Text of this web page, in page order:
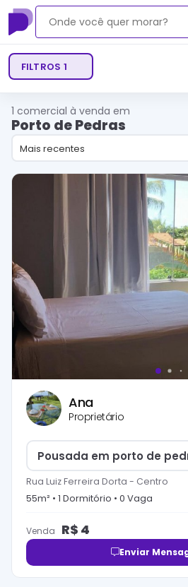
FILTROS 1
1 comercial à venda em
Porto de Pedras
Mais recentes
Ana
Proprietário
Pousada em porto de
Rua Luiz Ferreira Dorta - Centro
55m² • 1 Dormitório • 0 Vaga
Venda R$ 4
Enviar